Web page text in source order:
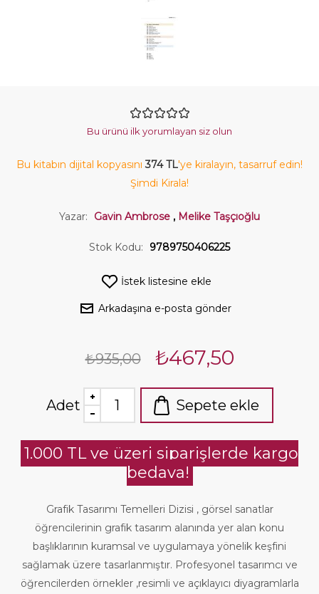
Bu ürünü ilk yorumlayan siz olun
Bu kitabın dijital kopyasını374 TL'ye kiralayın, tasarruf edin!
Şimdi Kirala!
Yazar: Gavin Ambrose , Melike Taşçıoğlu
Stok Kodu: 9789750406225
İstek listesine ekle
Arkadaşına e-posta gönder
₺935,00 ₺467,50
Adet Sepete ekle
1.000 TL ve üzeri siparişlerde kargo
bedava!
Grafik Tasarımı Temelleri Dizisi , görsel sanatlar
öğrencilerinin grafik tasarım alanında yer alan konu
başlıklarının kuramsal ve uygulamaya yönelik keşfini
sağlamak üzere tasarlanmıştır. Profesyonel tasarımcı ve
öğrencilerden örnekler ,resimli ve açıklayıcı diyagramlarla